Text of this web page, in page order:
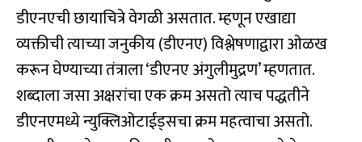
डीएनएची छायाचित्रे वेगळी असतात. म्हणून एखाद्या
व्यक्तीची त्याच्या जनुकीय (डीएनए) विश्लेषणाद्वारा ओळख
करून घेण्याच्या तंत्राला ‘डीएनए अंगुलीमुद्रण’ म्हणतात.
शब्दाला जसा अक्षरांचा एक क्रम असतो त्याच पद्धतीने
डीएनएमध्ये न्युक्लिओटाईड्सचा क्रम महत्वाचा असतो.